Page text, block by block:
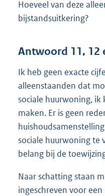
Hoeveel van deze
bijstandsuitkering?
Antwoord 11, 12
Ik heb geen exacte
alleenstaanden dat
sociale huurwoning, ik
maken. Er is geen
sociale huurwoning te
belang bij de
Naar schatting staan
ingeschreven voor